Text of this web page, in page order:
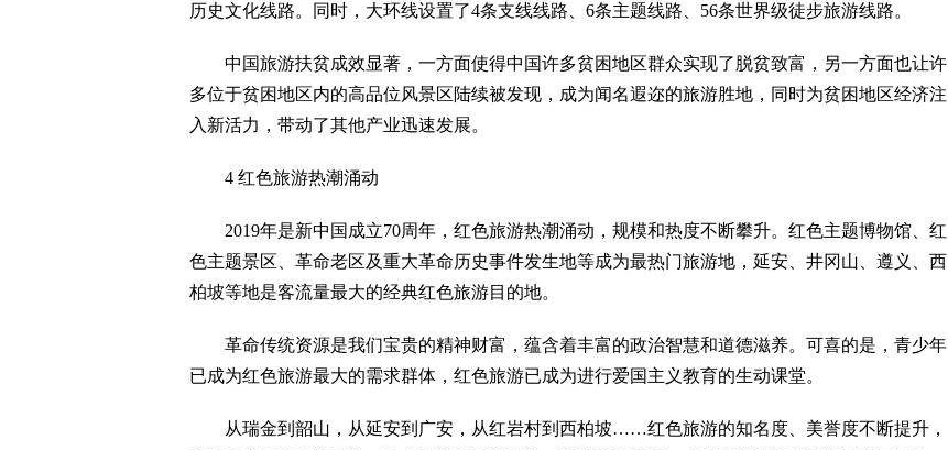
历史文化线路。同时，大环线设置了4条支线线路、6条主题线路、56条世界级徒步旅游线路。
中国旅游扶贫成效显著，一方面使得中国许多贫困地区群众实现了脱贫致富，另一方面也让许
多位于贫困地区内的高品位风景区陆续被发现，成为闻名遐迩的旅游胜地，同时为贫困地区经济注
入新活力，带动了其他产业迅速发展。
4 红色旅游热潮涌动
2019年是新中国成立70周年，红色旅游热潮涌动，规模和热度不断攀升。红色主题博物馆、红
色主题景区、革命老区及重大革命历史事件发生地等成为最热门旅游地，延安、井冈山、遵义、西
柏坡等地是客流量最大的经典红色旅游目的地。
革命传统资源是我们宝贵的精神财富，蕴含着丰富的政治智慧和道德滋养。可喜的是，青少年
已成为红色旅游最大的需求群体，红色旅游已成为进行爱国主义教育的生动课堂。
从瑞金到韶山，从延安到广安，从红岩村到西柏坡……红色旅游的知名度、美誉度不断提升，